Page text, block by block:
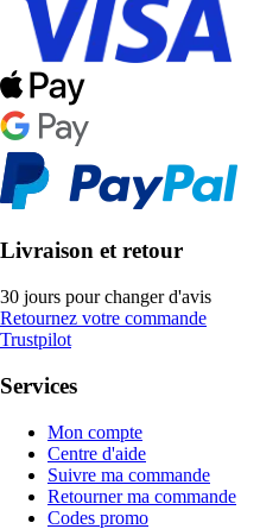
Livraison et retour
30 jours pour changer d'avis
Retournez votre commande
Trustpilot
Services
Mon compte
Centre d'aide
Suivre ma commande
Retourner ma commande
Codes promo